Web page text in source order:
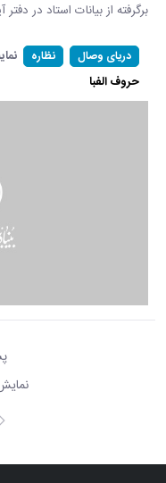
برگرفته از بیانات استاد در دفتر
دریای وصال نظاره
حروف الفبا
نمایش 1 - 13 از 13